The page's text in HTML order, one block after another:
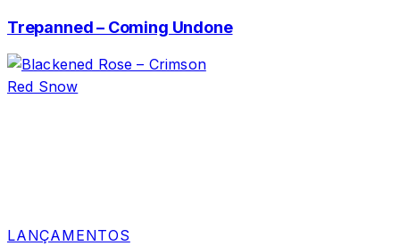
Trepanned – Coming Undone
LANÇAMENTOS